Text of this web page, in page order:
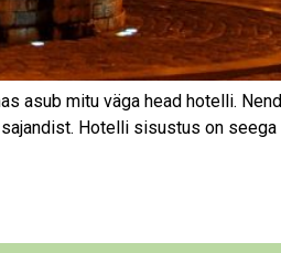
asub mitu väga head hotelli.
Hotelli sisustus on